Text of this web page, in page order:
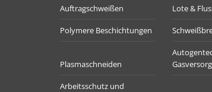
Auftragschweißen Lote &
Polymere Beschichtungen
Plasmaschneiden
Arbeitsschutz und